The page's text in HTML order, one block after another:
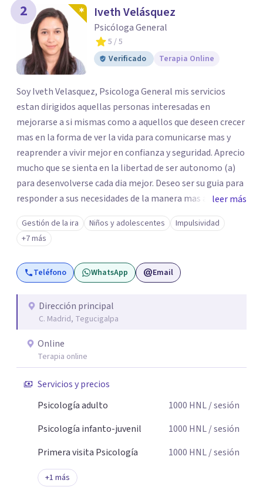
2 Iveth Velásquez
Psicóloga General
5 / 5
Verificado
Terapia Online
Soy Iveth Velasquez, Psicologa General mis servicios
estan dirigidos aquellas personas interesadas en
mejorarse a si mismas como a aquellos que deseen crecer
mas en la forma de ver la vida para comunicarse mas y
reaprender a vivir mejor en confianza y seguridad. Aprecio
mucho que se sienta en la libertad de ser autonomo (a)
para desenvolverse cada dia mejor. Deseo ser su guia para
responder a sus necesidades de la manera mas autentica
posible y sea mi experiencia y profesion de gran utilidad
para usted. Esta es una excelente oportunidad para
avanzar y progresar juntos.
leer más
Gestión de la ira Niños y adolescentes
Impulsividad
+7 más
Teléfono WhatsApp Email
Dirección principal
C. Madrid, Tegucigalpa
Online
Terapia online
Servicios y precios
Psicología adulto
1000 HNL/ sesión
Psicología infanto-juvenil
1000 HNL/ sesión
Primera visita Psicología
1000 HNL/ sesión
+1 más